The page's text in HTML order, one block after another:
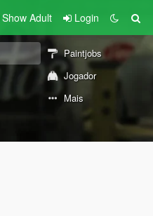
Show Adult Login
Paintjobs
Jogador
Mais